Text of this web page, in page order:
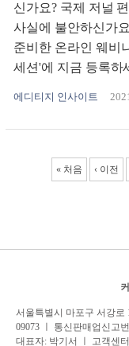
신가요? 국제 저널
사실에 불안하신가
준비한 온라인 웨비
세션'에 지금 등록하
에디티지 인사이트
« 처음 ‹ 이전
서 울특별시 마포구 서강로
09073 ㅣ 통신판매업신고
대표자: 박기서 ㅣ 고객센